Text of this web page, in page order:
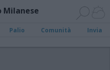
Milanese
Palio Comunità Invia